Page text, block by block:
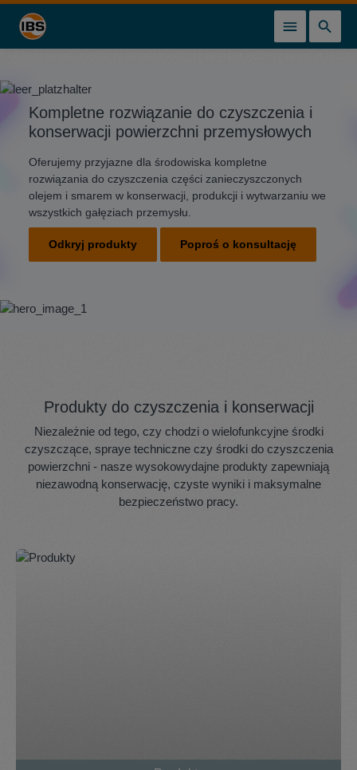
zawartości
Kompletne rozwiązanie do czyszczenia i
konserwacji powierzchni przemysłowych
Oferujemy przyjazne dla środowiska kompletne
rozwiązania do czyszczenia części zanieczyszczonych
olejem i smarem w konserwacji, produkcji i wytwarzaniu we
wszystkich gałęziach przemysłu.
Odkryj produkty Poproś o konsultację
Produkty do czyszczenia i konserwacji
Niezależnie od tego, czy chodzi o wielofunkcyjne środki
czyszczące, spraye techniczne czy środki do czyszczenia
powierzchni - nasze wysokowydajne produkty zapewniają
niezawodną konserwację, czyste wyniki i maksymalne
bezpieczeństwo pracy.
Skip category gallery